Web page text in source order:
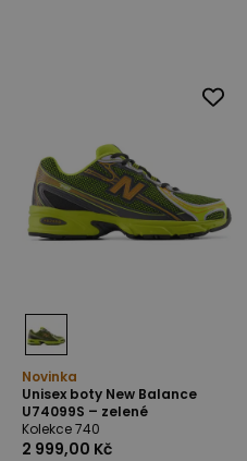
Novinka
Unisex boty New Balance
U74099S – zelené
Kolekce 740
2 999,00 Kč